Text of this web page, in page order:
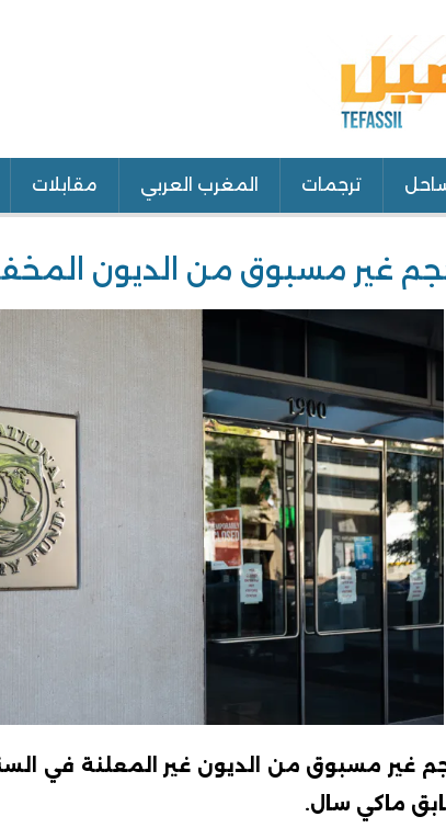
ترجمات المغرب العربي مقابلات
غير مسبوق من الديون
مسبوق من الديون غير المعلنة في